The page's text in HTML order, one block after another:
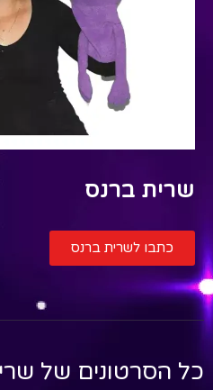
שרית ברנס
כתבו לשרית ברנס
כל הסרטונים של